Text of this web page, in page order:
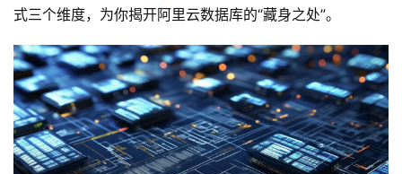
式三个维度，为你揭开阿里云数据库的“藏身之处”。